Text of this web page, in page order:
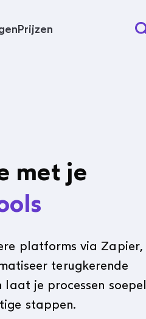
Prijzen
met je
platforms via Zapier,
terugkerende
je processen soepel
stappen.